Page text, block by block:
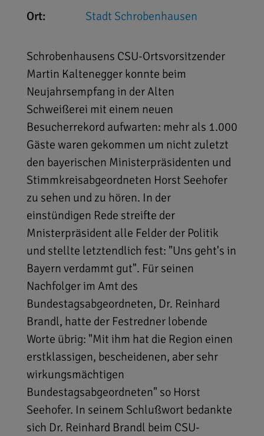
Ort:
Stadt Schrobenhausen
Schrobenhausens CSU-Ortsvorsitzender
Martin Kaltenegger konnte beim
Neujahrsempfang in der Alten
Schweißerei mit einem neuen
Besucherrekord aufwarten: mehr als 1.000
Gäste waren gekommen um nicht zuletzt
den bayerischen Ministerpräsidenten und
Stimmkreisabgeordneten Horst Seehofer
zu sehen und zu hören. In der
einstündigen Rede streifte der
Mnisterpräsident alle Felder der Politik
und stellte letztendlich fest: "Uns geht's in
Bayern verdammt gut". Für seinen
Nachfolger im Amt des
Bundestagsabgeordneten, Dr. Reinhard
Brandl, hatte der Festredner lobende
Worte übrig: "Mit ihm hat die Region einen
erstklassigen, bescheidenen, aber sehr
wirkungsmächtigen
Bundestagsabgeordneten" so Horst
Seehofer. In seinem Schlußwort bedankte
sich Dr. Reinhard Brandl beim CSU-